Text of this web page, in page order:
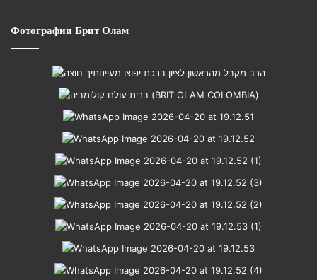
Фотографии Брит Олам